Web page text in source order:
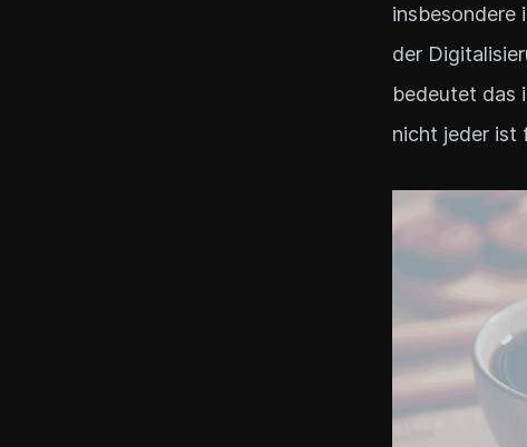
insbesondere
der
bedeutet das
nicht jeder ist